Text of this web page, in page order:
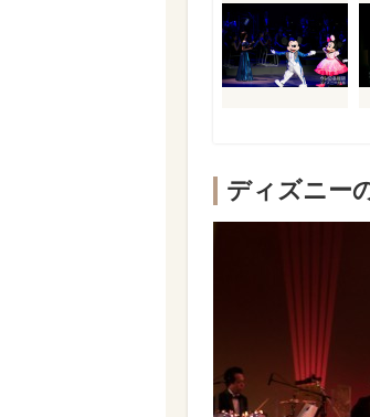
ディズニー